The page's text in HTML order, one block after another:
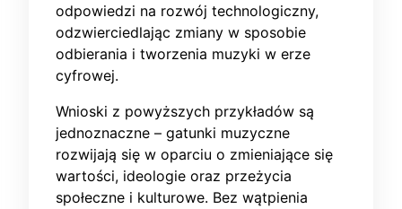
odpowiedzi na rozwój technologiczny,
odzwierciedlając zmiany w sposobie
odbierania i tworzenia muzyki w erze
cyfrowej.
Wnioski z powyższych przykładów są
jednoznaczne – gatunki muzyczne
rozwijają się w oparciu o zmieniające się
wartości, ideologie oraz przeżycia
społeczne i kulturowe. Bez wątpienia